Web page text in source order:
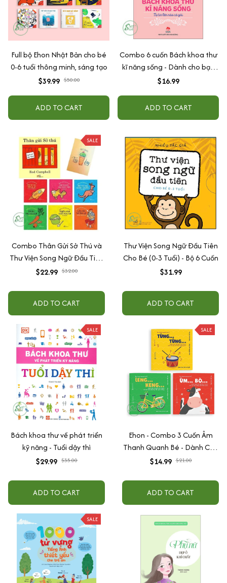
Full bộ Ehon Nhật Bản cho bé
0-6 tuổi thông minh, sáng tạo
$39.99 $50.00
ADD TO CART
Combo 6 cuốn Bách khoa thư
kĩ năng sống - Dành cho bạn
gái - Tự tin lên nào cô gái
$16.99
ADD TO CART
SALE
Combo Thân Gửi Sở Thú và
Thư Viện Song Ngữ Đầu Tiên
(Cho Bé Từ 0 - 3 Tuổi)
$22.99 $32.00
ADD TO CART
Thư Viện Song Ngữ Đầu Tiên
Cho Bé (0-3 Tuổi) - Bộ 6 Cuốn
$31.99
ADD TO CART
SALE
Bách khoa thư về phát triển
kỹ năng - Tuổi dậy thì
$29.99 $35.00
ADD TO CART
SALE
Ehon - Combo 3 Cuốn Âm
Thanh Quanh Bé - Dành Cho
Trẻ Từ 0 - 6 Tuổi
$14.99 $21.00
ADD TO CART
SALE